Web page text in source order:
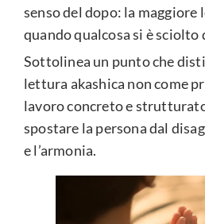
senso del dopo: la maggiore
quando qualcosa si è sciolto
Sottolinea un punto che
lettura akashica non come
lavoro concreto e
spostare la persona dal
e l’armonia.